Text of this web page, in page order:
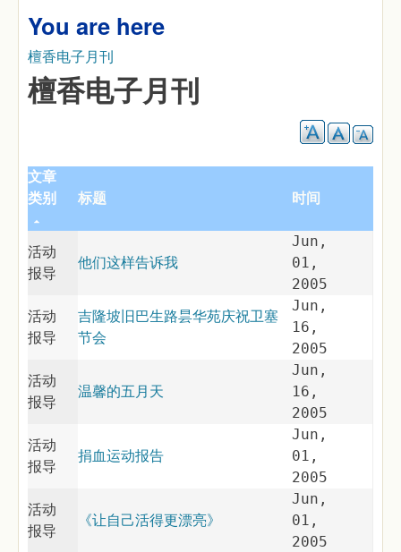
You are here
檀香电子月刊
檀香电子月刊
文章
类别
标题 时间
活动
报导
他们这样告诉我
Jun,
01,
2005
活动
报导
吉隆坡旧巴生路昙华苑庆祝卫塞
节会
Jun,
16,
2005
活动
报导
温馨的五月天
Jun,
16,
2005
活动
报导
捐血运动报告
Jun,
01,
2005
活动
报导
《让自己活得更漂亮》
Jun,
01,
2005